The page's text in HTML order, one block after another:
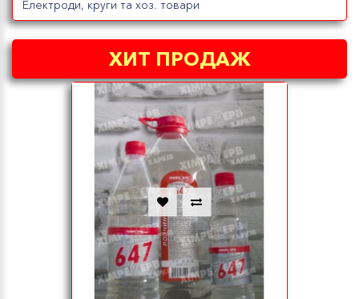
Електроди, круги та хоз. товари
ХИТ ПРОДАЖ